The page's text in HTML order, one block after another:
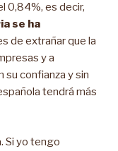
0,84%, es decir,
se ha
de extrañar que la
y a
su confianza y sin
tendrá más
Si yo tengo